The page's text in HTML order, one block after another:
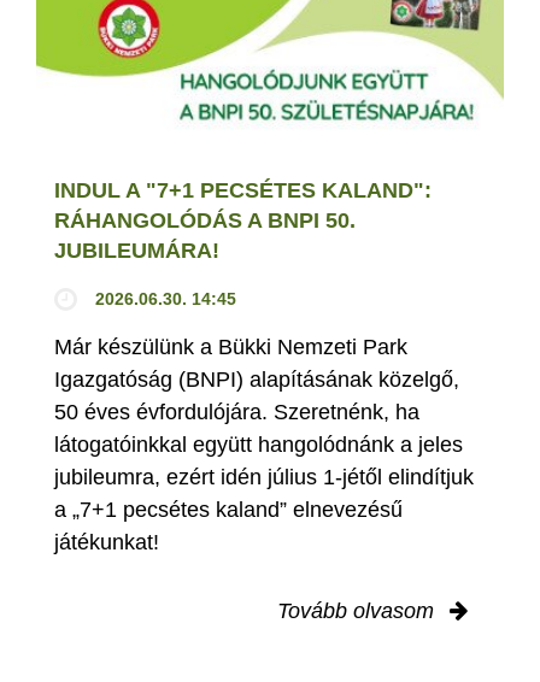
INDUL A "7+1 PECSÉTES KALAND":
RÁHANGOLÓDÁS A BNPI 50.
JUBILEUMÁRA!
2026.06.30. 14:45
Már készülünk a Bükki Nemzeti Park
Igazgatóság (BNPI) alapításának közelgő,
50 éves évfordulójára. Szeretnénk, ha
látogatóinkkal együtt hangolódnánk a jeles
jubileumra, ezért idén július 1-jétől elindítjuk
a „7+1 pecsétes kaland” elnevezésű
játékunkat!
Tovább olvasom